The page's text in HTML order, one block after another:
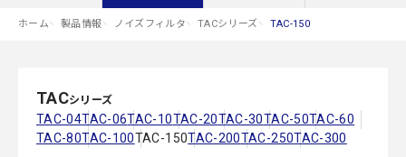
ホーム 製品情報 ノイズフィルタ TACシリーズ TAC-150
TACシリーズ
TAC-04TAC-06TAC-10TAC-20TAC-30TAC-50TAC-60
TAC-80TAC-100TAC-150TAC-200TAC-250TAC-300